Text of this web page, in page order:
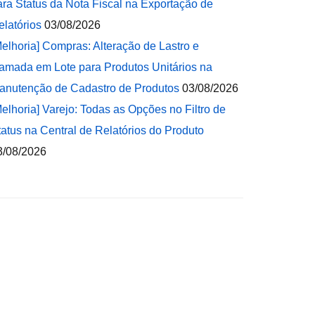
Status da Nota Fiscal na Exportação de
03/08/2026
Compras: Alteração de Lastro e
em Lote para Produtos Unitários na
de Cadastro de Produtos 03/08/2026
Varejo: Todas as Opções no Filtro de
na Central de Relatórios do Produto
08/2026